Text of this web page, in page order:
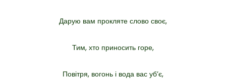
Дарую вам прокляте слово своє,
Тим, хто приносить горе,
Повітря, вогонь і вода вас уб’є,